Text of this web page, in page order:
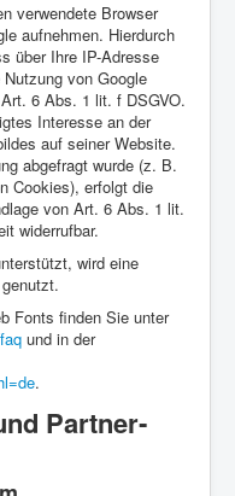
verwendete Browser
aufnehmen. Hierdurch
über Ihre IP-Adresse
von Google
6 Abs. 1 lit. f DSGVO.
Interesse an der
auf seiner Website.
abgefragt wurde (z. B.
Cookies), erfolgt die
von Art. 6 Abs. 1 lit.
widerrufbar.
wird eine
Fonts finden Sie unter
und in der
.
Partner­